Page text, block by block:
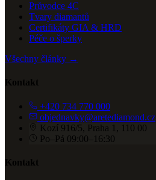
Průvodce 4C
Tvary diamantů
Certifikáty GIA & HRD
Péče o šperky
Všechny články →
Kontakt
+420 734 770 000
objednavky@aretediamond.cz
Kozí 916/5, Praha 1, 110 00
Po–Pá 09:00–16:30
Kontakt